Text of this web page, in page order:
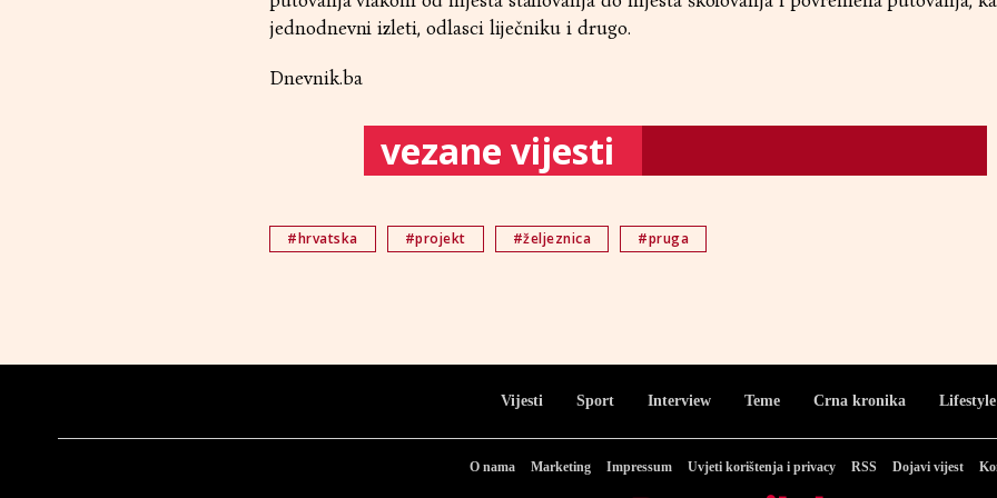
jednodnevni izleti, odlasci liječniku i drugo.
Dnevnik.ba
vezane vijesti
#hrvatska #projekt #željeznica #pruga
Vijesti Sport Interview Teme Crna kronika Lifestyle
O nama Marketing Impressum Uvjeti korištenja i privacy RSS Dojavi vijest